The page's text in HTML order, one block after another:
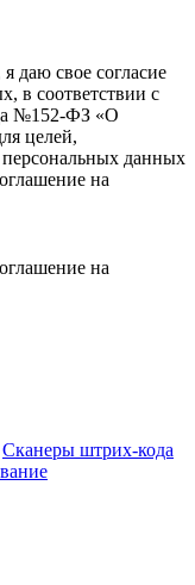
даю свое согласие
в соответствии с
№152-ФЗ «О
целей,
данных
на
на
Сканеры штрих-кода